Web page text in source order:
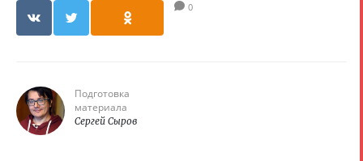
0
Подготовка
материала
Сергей Сыров